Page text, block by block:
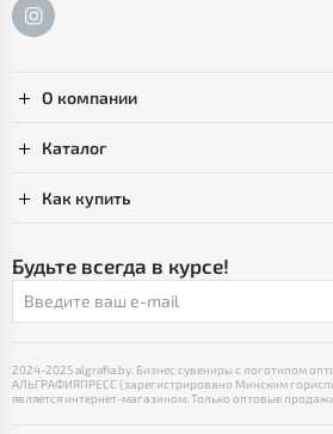
О компании
Каталог
Как купить
Будьте всегда в курсе!
2024-2025 algrafia.by. Бизнес сувениры с логотипом
АЛЬГРАФИЯПРЕСС (зарегистрировано Минским
является интернет-магазином. Только оптовые